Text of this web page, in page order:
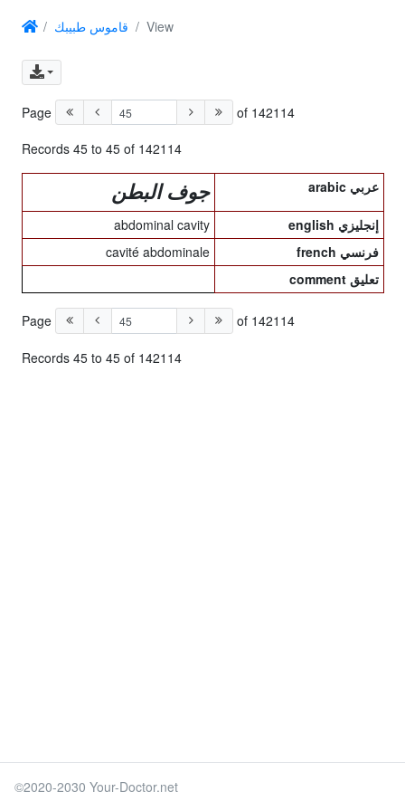
قاموس طبيبك View
Page of 142114
Records 45 to 45 of 142114
arabic عربي جوف البطن
english إنجليزي
abdominal cavity
french فرنسي
cavité abdominale
comment تعليق
Page of 142114
Records 45 to 45 of 142114
©2020-2030 Your-Doctor.net